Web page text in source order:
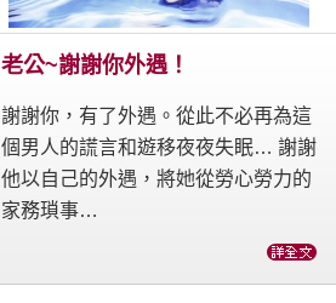
老公~謝謝你外遇！
謝謝你，有了外遇。從此不必再為這
個男人的謊言和遊移夜夜失眠… 謝謝
他以自己的外遇，將她從勞心勞力的
家務瑣事…